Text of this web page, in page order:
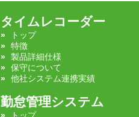
タイムレコーダー
トップ
特徴
製品詳細仕様
保守について
他社システム連携実績
勤怠管理システム